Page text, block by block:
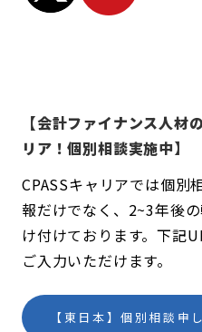
【会計ファイナンス人材
リア！個別相談実施中】
CPASSキャリアでは個別
報だけでなく、2~3年後
け付けております。下記
ご入力いただけます。
【東日本】個別相談申